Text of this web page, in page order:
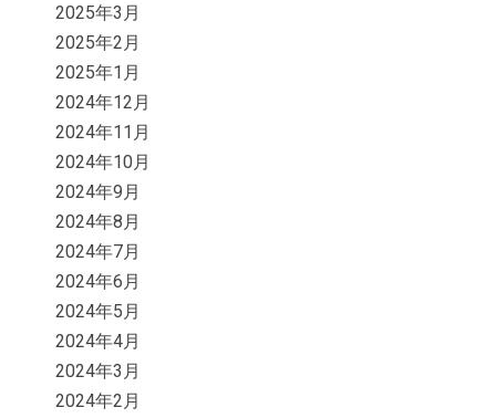
2025年3月
2025年2月
2025年1月
2024年12月
2024年11月
2024年10月
2024年9月
2024年8月
2024年7月
2024年6月
2024年5月
2024年4月
2024年3月
2024年2月